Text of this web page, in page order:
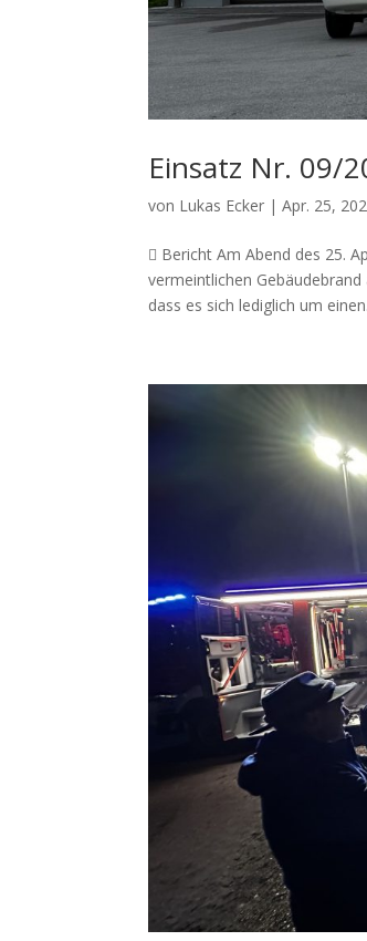
Einsatz Nr. 09/
von Lukas Ecker |Apr. 25,
 Bericht Am Abend des 25.
vermeintlichen
dass es sich lediglich um